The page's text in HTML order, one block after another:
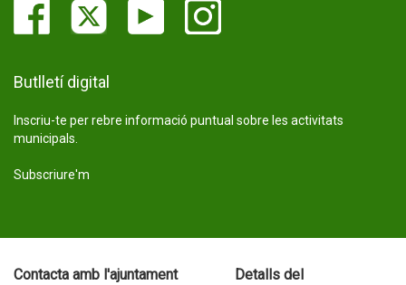
Butlletí digital
Inscriu-te per rebre informació puntual sobre les activitats
municipals.
Subscriure'm
Contacta amb l'ajuntament
Detalls del